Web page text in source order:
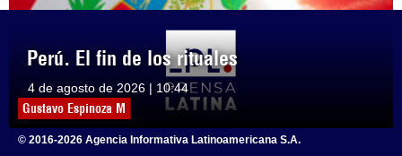
Perú. El fin de los rituales
4 de agosto de 2026 | 10:44
Gustavo Espinoza M
© 2016-2026 Agencia Informativa Latinoamericana S.A.